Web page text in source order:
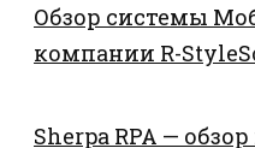
Обзор системы
компании R-
Sherpa RPA —